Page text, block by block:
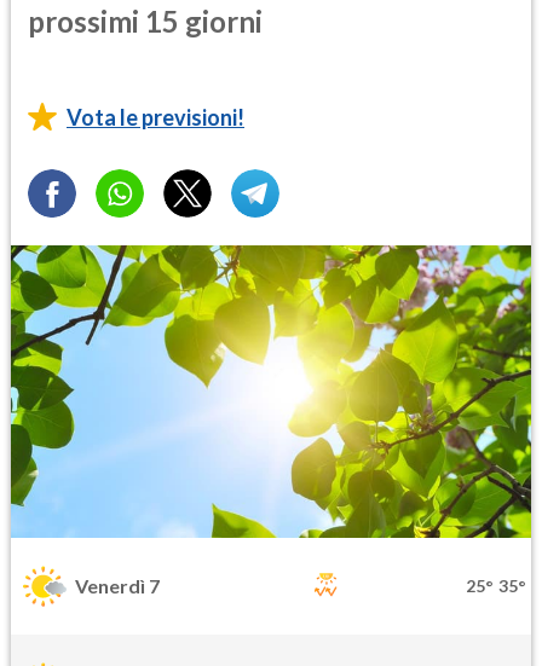
prossimi 15 giorni
Vota le previsioni!
Venerdì 7 25° 35°